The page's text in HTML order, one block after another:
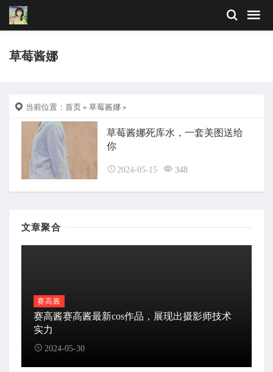
草莓酱娜
当前位置： 首页 » 草莓酱娜 »
草莓酱娜死库水，一套美图送给
你
2024-05-15 348
文章聚合
赛高酱
赛高酱赛高酱最新cos作品，展现出摄影师技术
实力
2024-05-30